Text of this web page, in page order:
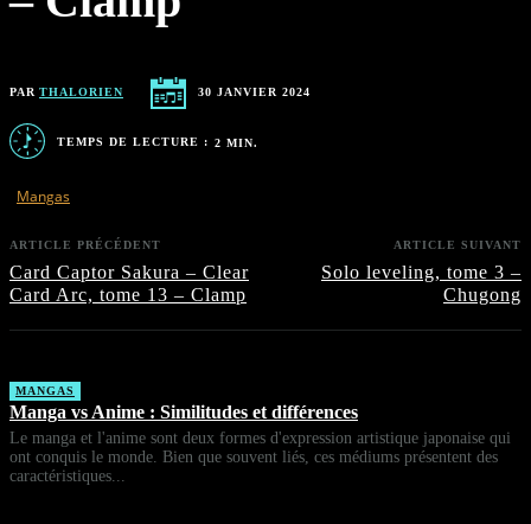
PAR THALORIEN 30 JANVIER 2024
TEMPS DE LECTURE : 2 MIN.
Mangas
ARTICLE PRÉCÉDENT
Card Captor Sakura – Clear
Card Arc, tome 13 – Clamp
ARTICLE SUIVANT
Solo leveling, tome 3 –
Chugong
MANGAS
Manga vs Anime : Similitudes et différences
Le manga et l'anime sont deux formes d'expression artistique japonaise qui
ont conquis le monde. Bien que souvent liés, ces médiums présentent des
caractéristiques...